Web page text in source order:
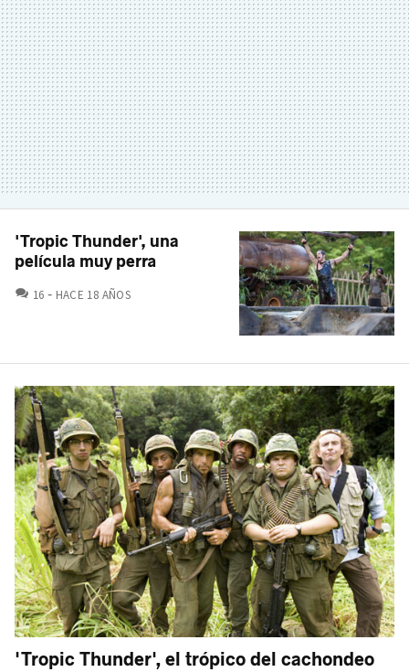
'Tropic Thunder', una
película muy perra
16 COMENTARIOS
HACE 18 AÑOS
'Tropic Thunder', el trópico del cachondeo